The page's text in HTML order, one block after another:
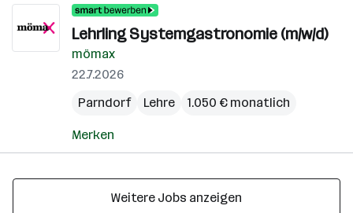
Lehrling Systemgastronomie (m/w/d)
mömax
22.7.2026
Parndorf
Lehre 1.050 € monatlich
Merken
Weitere Jobs anzeigen